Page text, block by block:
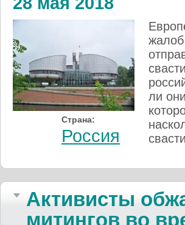
ли
Страна:
Россия
Активисты
митингов во